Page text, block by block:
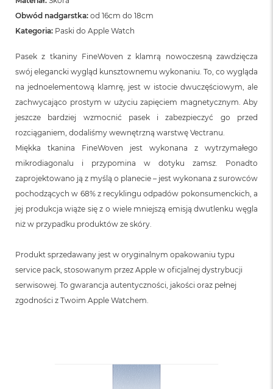
Obwód nadgarstka: od 16cm do 18cm
Kategoria: Paski do Apple Watch
Pasek z tkaniny FineWoven z klamrą nowoczesną zawdzięcza
swój elegancki wygląd kunsztownemu wykonaniu. To, co wygląda
na jednoelementową klamrę, jest w istocie dwuczęściowym, ale
zachwycająco prostym w użyciu zapięciem magnetycznym. Aby
jeszcze bardziej wzmocnić pasek i zabezpieczyć go przed
rozciąganiem, dodaliśmy wewnętrzną warstwę Vectranu.
Miękka tkanina FineWoven jest wykonana z wytrzymałego
mikrodiagonalu i przypomina w dotyku zamsz. Ponadto
zaprojektowano ją z myślą o planecie – jest wykonana z surowców
pochodzących w 68% z recyklingu odpadów pokonsumenckich, a
jej produkcja wiąże się z o wiele mniejszą emisją dwutlenku węgla
niż w przypadku produktów ze skóry.
Produkt sprzedawany jest w oryginalnym opakowaniu typu
service pack, stosowanym przez Apple w oficjalnej dystrybucji
serwisowej. To gwarancja autentyczności, jakości oraz pełnej
zgodności z Twoim Apple Watchem.